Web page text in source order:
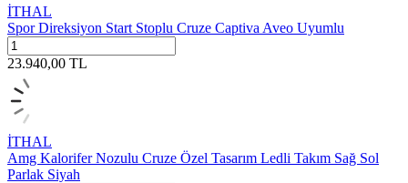
İTHAL
Spor Direksiyon Start Stoplu Cruze Captiva Aveo Uyumlu
23.940,00 TL
İTHAL
Amg Kalorifer Nozulu Cruze Özel Tasarım Ledli Takım Sağ Sol
Parlak Siyah